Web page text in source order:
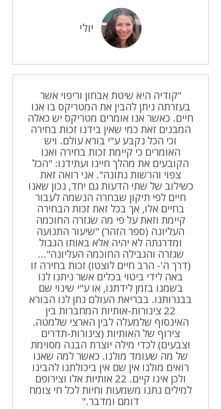
יולי
"קודיה היא שיטת אבחון וריפוי אשר
בעזרתה ניתן להבין את המטריקס בו אנו
חיים. כאשר אנו אומרים מטריקס יש כאלה
המבנים זאת כמי שאין בידנו זכות בחירה
וכי הכל נקבע ע"י בורא עולם. ויש
האומרים כי קיימת זכות בחירה ואנו
הקובעים את מהלך חיינו ועתידנו: "הכל
צפוי והרשות נתונה". אני רואה זאת
כשילוב של שתי הדעות גם יחד, נכון שאנו
חיים לפי תיקון שבחרה הנשמה לעבור
בחיים אלו, אך בכל זאת זכות הבחירה
קיימת וזאת על פי מה שגזרה החוכמה
העליונה (ספר הזהר) "שיעור התנועה
ומדרגתה לא יהיה אלא באותו הגבול
שגזרה והגבילה החוכמה העליונה"...
(דרך ה'- הרב חיים לוצטו) זכות בחירה זו
באה לידי ביטוי בכלים אשר ניתנו לנו
בשמנו בזמן לידתנו, או ע"י שינוי שם
בבגרותנו. בבריאת העולם נתן לנו הבורא
22 צינורות-אותיות המחברות בין
האינסוף שלמעלה לבין הארצי שלמטה.
צירוף של האותיות (צינורות-תדרים
וצבעים) לכדי מילה יוצרת הבנה מסוימת
של מה שעומד מולנו. כאשר למה שאנו
רואים מולנו אין שם אין ביכולתנו להבינו
ולכן אינו קיים. 22 אותיות אלו וצירופם
למילים נתנו משמעות וחיות לכל חי צומח
דומם ומדבר."